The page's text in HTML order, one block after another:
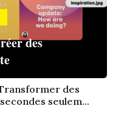
des
Transformer des
seulem...